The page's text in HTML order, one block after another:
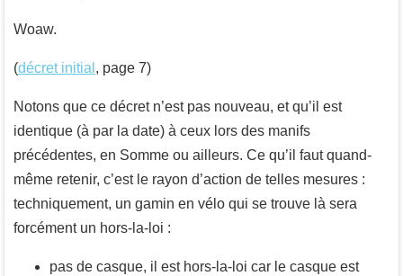
Woaw.
(décret initial , page 7)
Notons que ce décret n’est pas nouveau, et qu’il est
identique (à par la date) à ceux lors des manifs
précédentes, en Somme ou ailleurs. Ce qu’il faut quand-
même retenir, c’est le rayon d’action de telles mesures :
techniquement, un gamin en vélo qui se trouve là sera
forcément un hors-la-loi :
pas de casque, il est hors-la-loi car le casque est